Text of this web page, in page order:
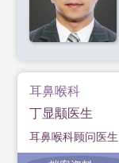
耳鼻喉科
丁显颙医生
耳鼻喉科顾问医生